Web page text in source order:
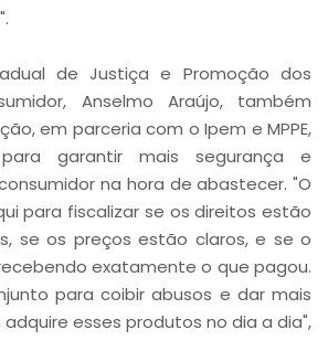
de Justiça e Promoção dos
Anselmo Araújo, também
em parceria com o Ipem e MPPE,
garantir mais segurança e
na hora de abastecer. "O
para fiscalizar se os direitos estão
se os preços estão claros, e se o
exatamente o que pagou.
para coibir abusos e dar mais
esses produtos no dia a dia",